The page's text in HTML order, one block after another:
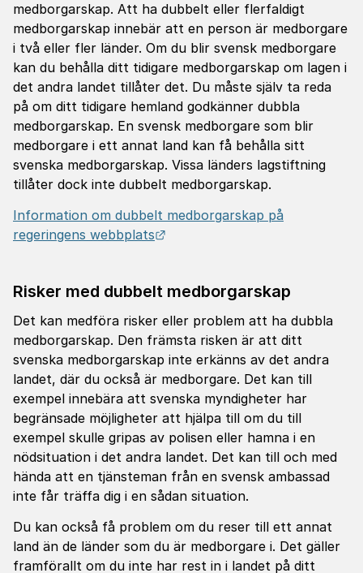
medborgarskap. Att ha dubbelt eller flerfaldigt
medborgarskap innebär att en person är medborgare
i två eller fler länder. Om du blir svensk medborgare
kan du behålla ditt tidigare medborgarskap om lagen i
det andra landet tillåter det. Du måste själv ta reda
på om ditt tidigare hemland godkänner dubbla
medborgarskap. En svensk medborgare som blir
medborgare i ett annat land kan få behålla sitt
svenska medborgarskap. Vissa länders lagstiftning
tillåter dock inte dubbelt medborgarskap.
Information om dubbelt medborgarskap på
regeringens webbplats
Risker med dubbelt medborgarskap
Det kan medföra risker eller problem att ha dubbla
medborgarskap. Den främsta risken är att ditt
svenska medborgarskap inte erkänns av det andra
landet, där du också är medborgare. Det kan till
exempel innebära att svenska myndigheter har
begränsade möjligheter att hjälpa till om du till
exempel skulle gripas av polisen eller hamna i en
nödsituation i det andra landet. Det kan till och med
hända att en tjänsteman från en svensk ambassad
inte får träffa dig i en sådan situation.
Du kan också få problem om du reser till ett annat
land än de länder som du är medborgare i. Det gäller
framförallt om du inte har rest in i landet på ditt